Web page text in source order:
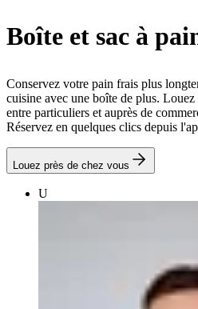
Boîte et sac à
Conservez votre pain frais plus
cuisine avec une boîte de plus.
entre particuliers et auprès de
Réservez en quelques clics depuis
Louez près de chez vous
U